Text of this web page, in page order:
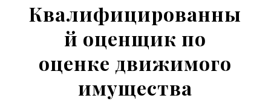
Квалифицированны
й оценщик по
оценке движимого
имущества